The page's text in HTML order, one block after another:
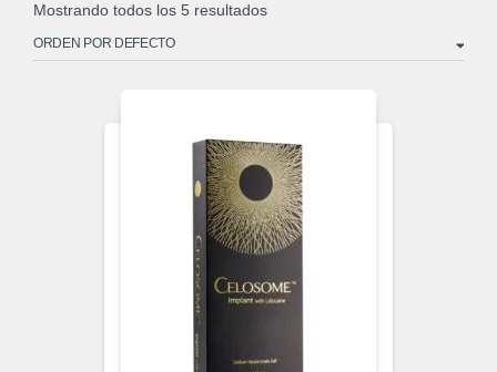
Mostrando todos los 5 resultados